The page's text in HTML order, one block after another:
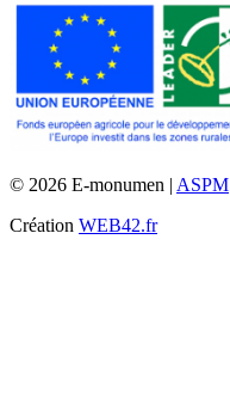
© 2026 E-monumen | ASPM
Création WEB42.fr